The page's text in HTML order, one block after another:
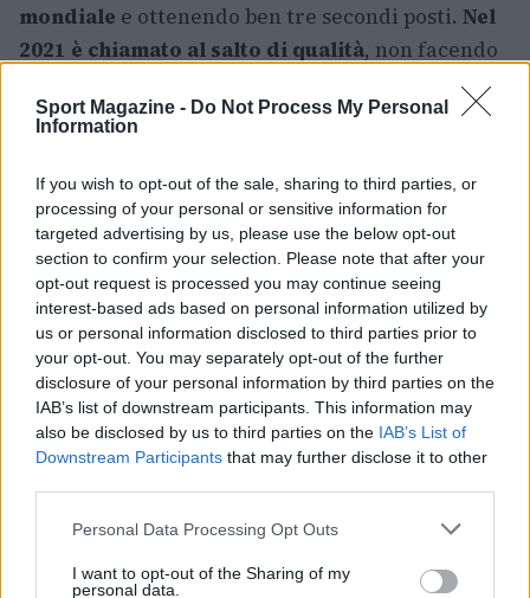
Sport Magazine - Do Not Process My Personal
Information
If you wish to opt-out of the sale, sharing to third parties, or
processing of your personal or sensitive information for
targeted advertising by us, please use the below opt-out
section to confirm your selection. Please note that after your
opt-out request is processed you may continue seeing
interest-based ads based on personal information utilized by
us or personal information disclosed to third parties prior to
your opt-out. You may separately opt-out of the further
disclosure of your personal information by third parties on the
IAB’s list of downstream participants. This information may
also be disclosed by us to third parties on the IAB’s List of
Downstream Participants that may further disclose it to other
Please note that this website/app uses one or more Google
not limited to your visit or usage behaviour. You may click to
Personal Data Processing Opt Outs
I want to opt-out of the Sharing of my
personal data.
mondiale e ottenendo ben tre secondi posti. Nel
2021 è chiamato al salto di qualità, non facendo
LEGGI ANCHE:
a campione del mondo MotoGp 2020
AUTORE
Redazione Sport Magazine